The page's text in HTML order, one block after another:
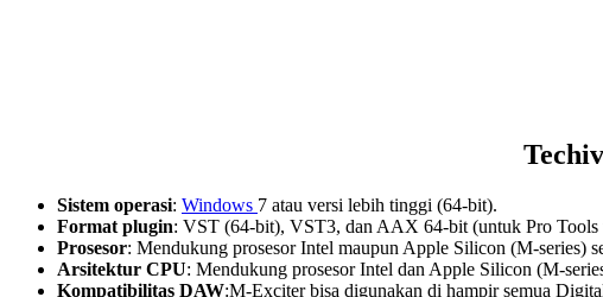
Sistem operasi: Windows 7 atau versi lebih tinggi (64-bit).
Format plugin: VST (64-bit), VST3, dan AAX 64-bit (untuk Pro Tools
Prosesor: Mendukung prosesor Intel maupun Apple Silicon (M-series)
Arsitektur CPU: Mendukung prosesor Intel dan Apple Silicon (M-
Kompatibilitas DAW:M-Exciter bisa digunakan di hampir semua